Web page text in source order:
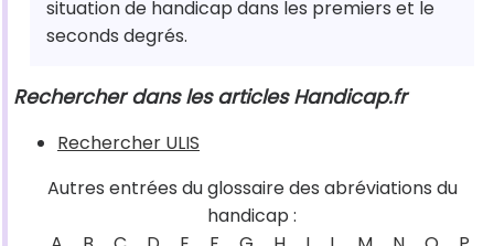
situation de handicap dans les premiers et le
seconds degrés.
Rechercher dans les articles Handicap.fr
Rechercher ULIS
Autres entrées du glossaire des abréviations du
handicap :